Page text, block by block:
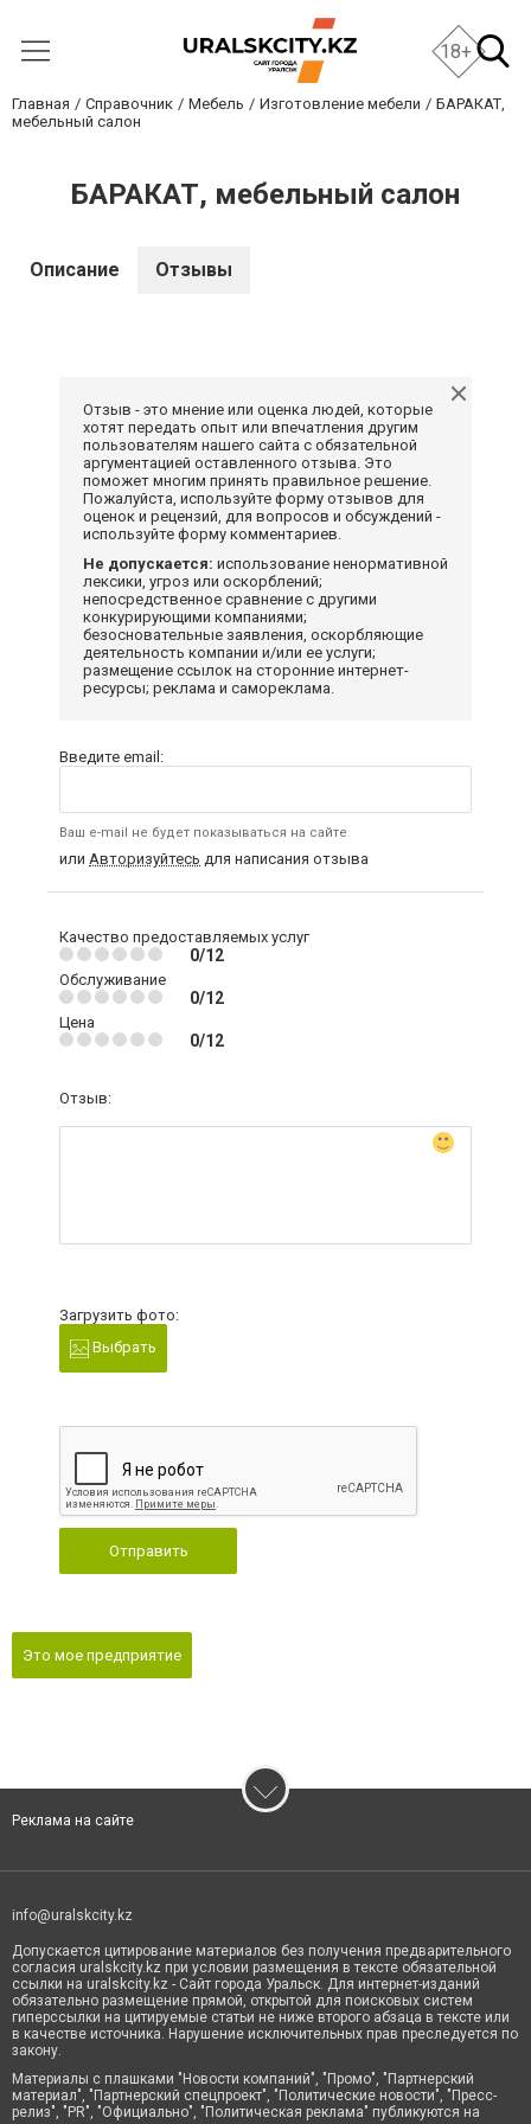
18+
Главная Справочник Мебель Изготовление мебели
БАРАКАТ,
мебельный салон
БАРАКАТ, мебельный салон
Описание Отзывы
Отзыв - это мнение или оценка людей, которые
хотят передать опыт или впечатления другим
пользователям нашего сайта с обязательной
аргументацией оставленного отзыва. Это
поможет многим принять правильное решение.
Пожалуйста, используйте форму отзывов для
оценок и рецензий, для вопросов и обсуждений -
используйте форму комментариев.
Не допускается: использование ненормативной
лексики, угроз или оскорблений;
непосредственное сравнение с другими
конкурирующими компаниями;
безосновательные заявления, оскорбляющие
деятельность компании и/или ее услуги;
размещение ссылок на сторонние интернет-
ресурсы; реклама и самореклама.
Введите email:
Ваш e-mail не будет показываться на сайте
или Авторизуйтесь для написания отзыва
Качество предоставляемых услуг
0/12
Обслуживание
0/12
Цена
0/12
Отзыв:
Загрузить фото:
Выбрать
Отправить
Это мое предприятие
Реклама на сайте
info@uralskcity.kz
Допускается цитирование материалов без получения предварительного
согласия uralskcity.kz при условии размещения в тексте обязательной
ссылки на uralskcity.kz - Сайт города Уральск. Для интернет-изданий
обязательно размещение прямой, открытой для поисковых систем
гиперссылки на цитируемые статьи не ниже второго абзаца в тексте или
в качестве источника. Нарушение исключительных прав преследуется по
закону.
Материалы с плашками "Новости компаний", "Промо", "Партнерский
материал", "Партнерский спецпроект", "Политические новости", "Пресс-
релиз", "PR", "Официально", "Политическая реклама" публикуются на